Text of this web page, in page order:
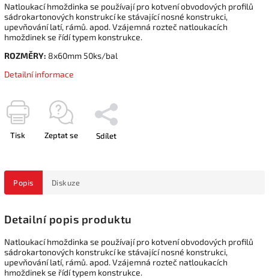
Natloukací hmoždinka se používají pro kotvení obvodových profilů
sádrokartonových konstrukcí ke stávající nosné konstrukci,
upevňování latí, rámů. apod. Vzájemná rozteč natloukacích
hmoždinek se řídí typem konstrukce.
ROZMĚRY: 8x60mm 50ks/bal
Detailní informace
Tisk Zeptat se Sdílet
Popis Diskuze
Detailní popis produktu
Natloukací hmoždinka se používají pro kotvení obvodových profilů
sádrokartonových konstrukcí ke stávající nosné konstrukci,
upevňování latí, rámů. apod. Vzájemná rozteč natloukacích
hmoždinek se řídí typem konstrukce.